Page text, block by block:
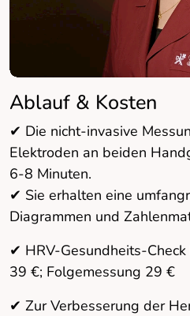
Ablauf & Kosten
✔ Die nicht-invasive
Elektroden an beiden
6-8 Minuten.
✔ Sie erhalten eine
Diagrammen und
✔ HRV-Gesundheits-
39 €; Folgemessung 29 €
✔ Zur Verbesserung der